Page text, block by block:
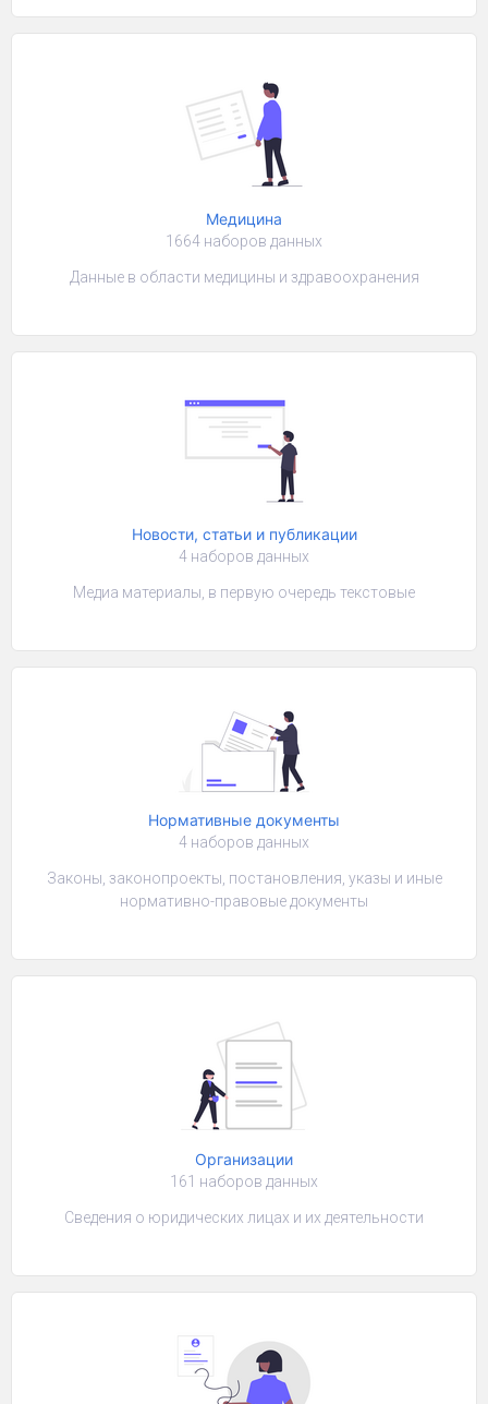
Медицина
1664 наборов данных
Данные в области медицины и здравоохранения
Новости, статьи и публикации
4 наборов данных
Медиа материалы, в первую очередь текстовые
Нормативные документы
4 наборов данных
Законы, законопроекты, постановления, указы и иные
нормативно-правовые документы
Организации
161 наборов данных
Сведения о юридических лицах и их деятельности